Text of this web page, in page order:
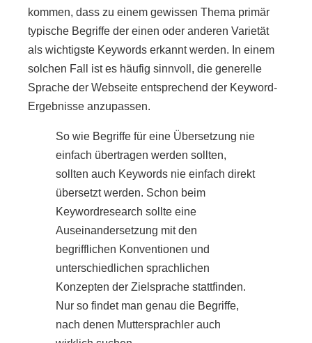
kommen, dass zu einem gewissen Thema primär
typische Begriffe der einen oder anderen Varietät
als wichtigste Keywords erkannt werden. In einem
solchen Fall ist es häufig sinnvoll, die generelle
Sprache der Webseite entsprechend der Keyword-
Ergebnisse anzupassen.
So wie Begriffe für eine Übersetzung nie
einfach übertragen werden sollten,
sollten auch Keywords nie einfach direkt
übersetzt werden. Schon beim
Keywordresearch sollte eine
Auseinandersetzung mit den
begrifflichen Konventionen und
unterschiedlichen sprachlichen
Konzepten der Zielsprache stattfinden.
Nur so findet man genau die Begriffe,
nach denen Muttersprachler auch